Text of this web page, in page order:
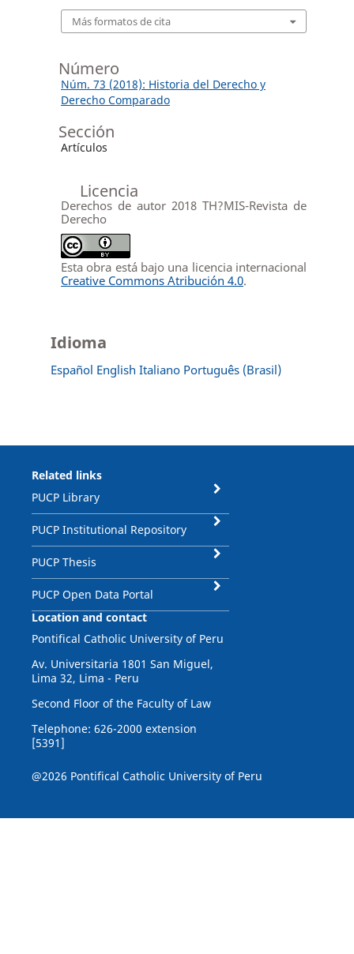
Más formatos de cita
Número
Núm. 73 (2018): Historia del Derecho y
Derecho Comparado
Sección
Artículos
Licencia
Derechos de autor 2018 TH?MIS-Revista de
Derecho
Esta obra está bajo una licencia internacional
Creative Commons Atribución 4.0.
Idioma
Español English Italiano Português (Brasil)
Related links
PUCP Library
PUCP Institutional Repository
PUCP Thesis
PUCP Open Data Portal
Location and contact
Pontifical Catholic University of Peru
Av. Universitaria 1801 San Miguel,
Lima 32, Lima - Peru
Second Floor of the Faculty of Law
Telephone: 626-2000 extension
[5391]
@2026 Pontifical Catholic University of Peru